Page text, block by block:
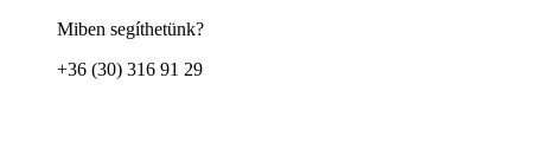
Miben segíthetünk?
+36 (30) 316 91 29